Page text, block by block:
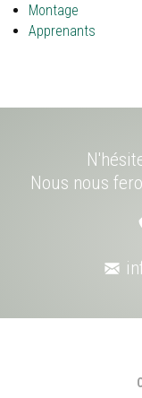
Montage
Apprenants
Nous nous